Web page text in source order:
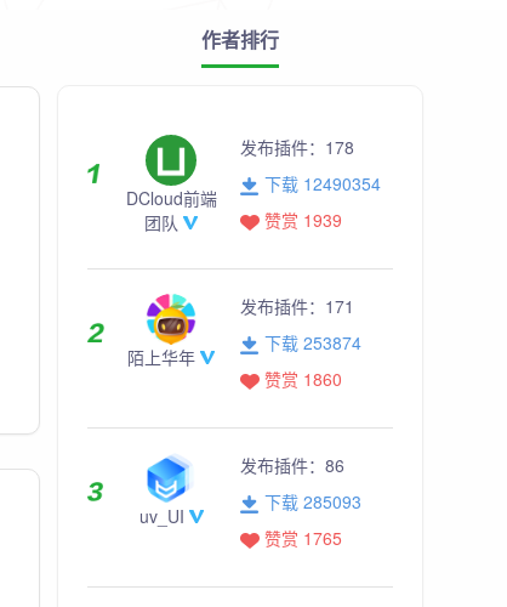
作者排行
DCloud前端
团队
发布插件： 178
下载 12490354
赞赏 1939
陌上华年
发布插件： 171
下载 253874
赞赏 1860
uv_UI
发布插件： 86
下载 285093
赞赏 1765